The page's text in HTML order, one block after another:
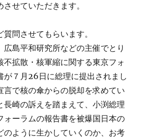
せていただきます。
質問させてもらいます。
広島平和研究所などの主催でとり
不拡散・核軍縮に関する東京フォ
が７月26日に総理に提出されまし
言で核の傘からの脱却を求めてい
長崎の訴えを踏まえて、小渕総理
ォーラムの報告書を被爆国日本の
のように生かしていくのか、お考